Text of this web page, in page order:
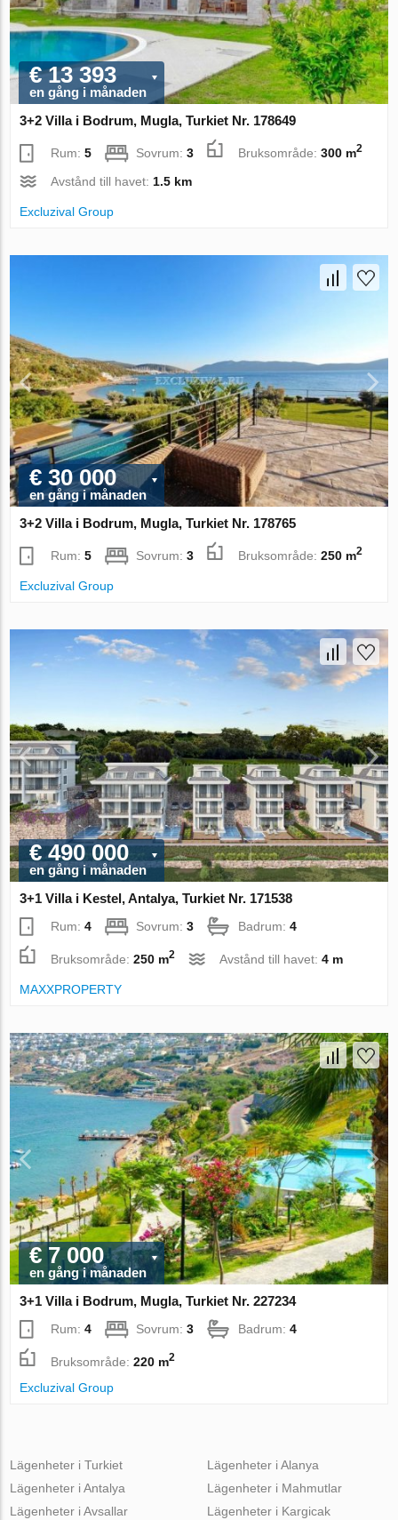
€ 13 393
en gång i månaden
3+2 Villa i Bodrum, Mugla, Turkiet Nr. 178649
Rum:5 Sovrum:3 Bruksområde:300 m2
Avstånd till havet: 1.5 km
Excluzival Group
€ 30 000
en gång i månaden
3+2 Villa i Bodrum, Mugla, Turkiet Nr. 178765
Rum:5 Sovrum:3 Bruksområde:250 m2
Excluzival Group
€ 490 000
en gång i månaden
3+1 Villa i Kestel, Antalya, Turkiet Nr. 171538
Rum:4 Sovrum:3 Badrum:4
Bruksområde:250 m2 Avstånd till havet:4 m
MAXXPROPERTY
€ 7 000
en gång i månaden
3+1 Villa i Bodrum, Mugla, Turkiet Nr. 227234
Rum:4 Sovrum:3 Badrum:4
Bruksområde:220 m2
Excluzival Group
Lägenheter i Turkiet
Lägenheter i Antalya
Lägenheter i Avsallar
Lägenheter i Alanya
Lägenheter i Mahmutlar
Lägenheter i Kargicak